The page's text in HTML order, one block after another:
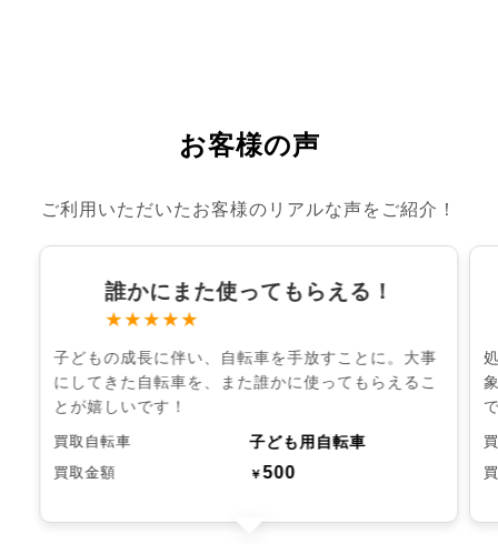
お客様の声
ご利用いただいたお客様のリアルな声をご紹介！
誰かにまた使ってもらえる！
★★★★★
子どもの成長に伴い、自転車を手放すことに。大事
にしてきた自転車を、また誰かに使ってもらえるこ
とが嬉しいです！
買取自転車 子ども用自転車
買取金額 ￥500